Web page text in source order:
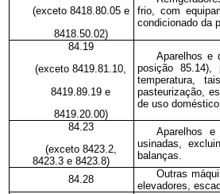
(exceto 8418.80.05 e
8418.50.02)
frio, com
condicionado da
84.19
(exceto 8419.81.10,
8419.89.19 e
8419.20.00)
Aparelhos e
posição 85.14),
temperatura,
pasteurização,
de uso
84.23
(exceto 8423.2,
8423.3 e 8423.8)
Aparelhos
usinadas,
balanças.
84.28
Outras
elevadores,